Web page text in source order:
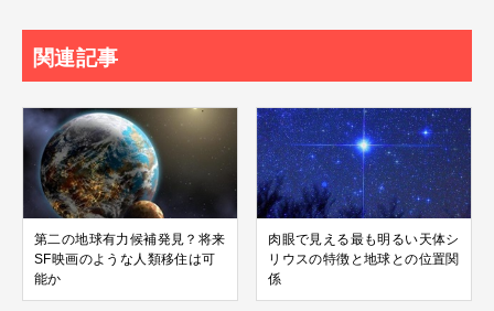
関連記事
第二の地球有力候補発見？将来
SF映画のような人類移住は可
能か
肉眼で見える最も明るい天体シ
リウスの特徴と地球との位置関
係